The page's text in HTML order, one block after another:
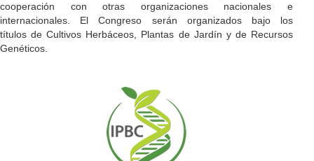
cooperación con otras organizaciones nacionales e
internacionales. El Congreso serán organizados bajo los
títulos de Cultivos Herbáceos, Plantas de Jardín y de Recursos
Genéticos.